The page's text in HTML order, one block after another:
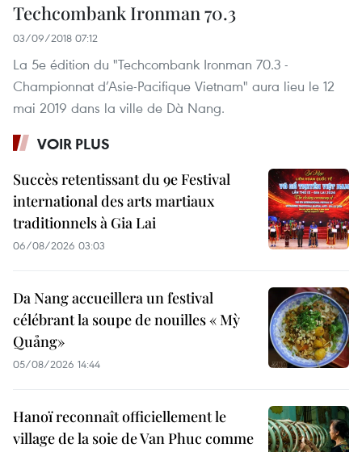
Techcombank Ironman 70.3
03/09/2018 07:12
La 5e édition du "Techcombank Ironman 70.3 -
Championnat d’Asie-Pacifique Vietnam" aura lieu le 12
mai 2019 dans la ville de Dà Nang.
VOIR PLUS
Succès retentissant du 9e Festival
international des arts martiaux
traditionnels à Gia Lai
06/08/2026 03:03
Da Nang accueillera un festival
célébrant la soupe de nouilles « Mỳ
Quảng»
05/08/2026 14:44
Hanoï reconnaît officiellement le
village de la soie de Van Phuc comme